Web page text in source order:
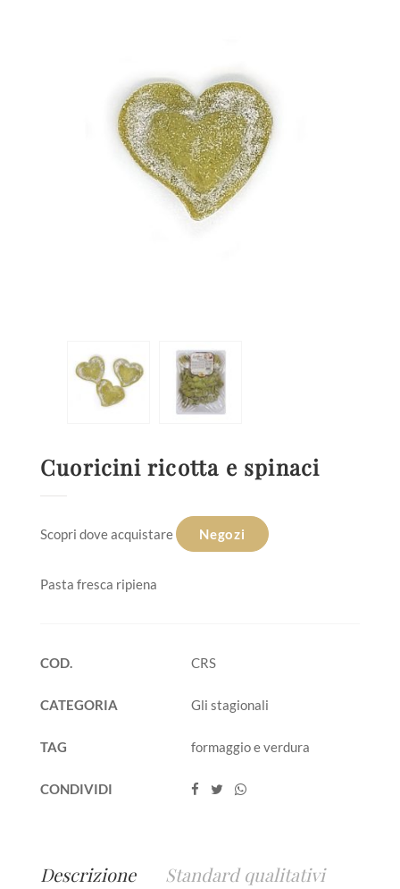
Cuoricini ricotta e spinaci
Scopri dove acquistare Negozi
Pasta fresca ripiena
COD. CRS
CATEGORIA Gli stagionali
TAG formaggio e verdura
CONDIVIDI
Descrizione Standard qualitativi